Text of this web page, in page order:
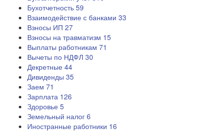
Бухотчетность 59
Взаимодействие с банками 33
Взносы ИП 27
Взносы на травматизм 15
Выплаты работникам 71
Вычеты по НДФЛ 30
Декретные 44
Дивиденды 35
Заем 71
Зарплата 126
Здоровье 5
Земельный налог 6
Иностранные работники 16